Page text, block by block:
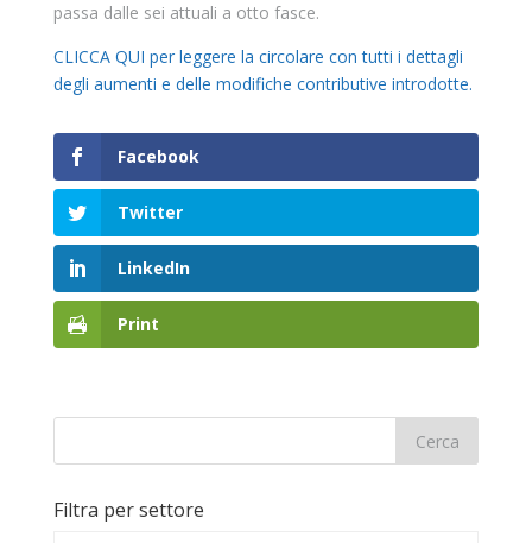
passa dalle sei attuali a otto fasce.
CLICCA QUI per leggere la circolare con tutti i dettagli
degli aumenti e delle modifiche contributive introdotte.
Facebook
Twitter
LinkedIn
Print
Filtra per settore